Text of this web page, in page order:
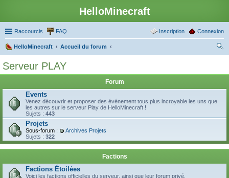
HelloMinecraft
Raccourcis FAQ Connexion
Inscription
HelloMinecraft
Accueil du forum
Serveur PLAY
Forum
Events
Venez découvrir et proposer des événement tous plus incroyable les uns que
les autres sur le serveur Play de HelloMinecraft !
Sujets : 443
Projets
Sous-forum :
Archives Projets
Sujets : 322
Factions
Factions Étoilées
Voici les factions officielles du serveur, ainsi que leur forum privé.